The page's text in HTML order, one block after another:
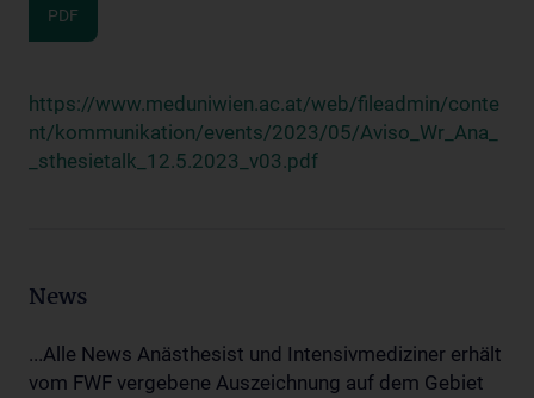
PDF
https://www.meduniwien.ac.at/web/fileadmin/conte
nt/kommunikation/events/2023/05/Aviso_Wr_Ana_
_sthesietalk_12.5.2023_v03.pdf
News
...Alle News Anästhesist und Intensivmediziner erhält
vom FWF vergebene Auszeichnung auf dem Gebiet